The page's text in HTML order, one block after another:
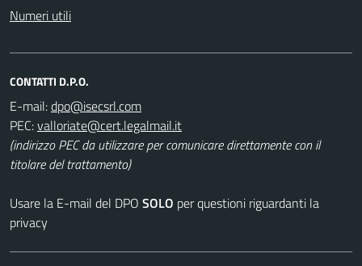
Numeri utili
CONTATTI D.P.O.
E-mail:
PEC:
(indirizzo PEC da utilizzare per comunicare direttamente con il
titolare del trattamento)
Usare la E-mail del DPO SOLO per questioni riguardanti la
privacy